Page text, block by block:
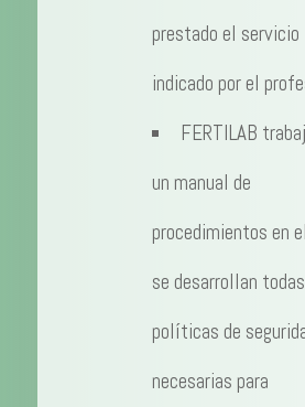
prestado el servicio
indicado por el
FERTILAB
un manual de
procedimientos en
se desarrollan
políticas de
necesarias para